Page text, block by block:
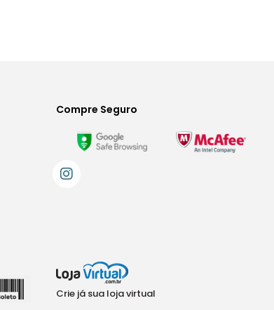
Compre Seguro
Crie já sua loja virtual